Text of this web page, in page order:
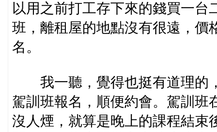
以用之前打工存下來的錢買一
班，離租屋的地點沒有很遠，價
名。
我一聽，覺得也挺有道理的
駕訓班報名，順便約會。駕訓班
沒人煙，就算是晚上的課程結束